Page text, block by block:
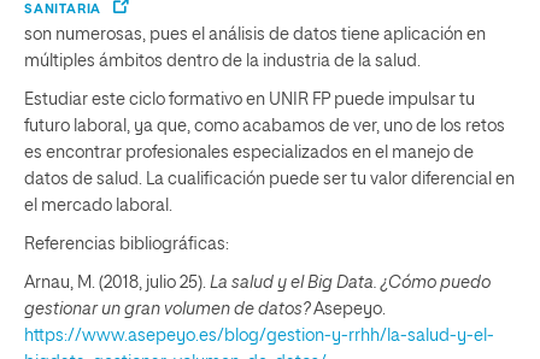
SANITARIA
son numerosas, pues el análisis de datos tiene aplicación en
múltiples ámbitos dentro de la industria de la salud.
Estudiar este ciclo formativo en UNIR FP puede impulsar tu
futuro laboral, ya que, como acabamos de ver, uno de los retos
es encontrar profesionales especializados en el manejo de
datos de salud. La cualificación puede ser tu valor diferencial en
el mercado laboral.
Referencias bibliográficas:
Arnau, M. (2018, julio 25). La salud y el Big Data. ¿Cómo puedo
gestionar un gran volumen de datos?Asepeyo.
https://www.asepeyo.es/blog/gestion-y-rrhh/la-salud-y-el-